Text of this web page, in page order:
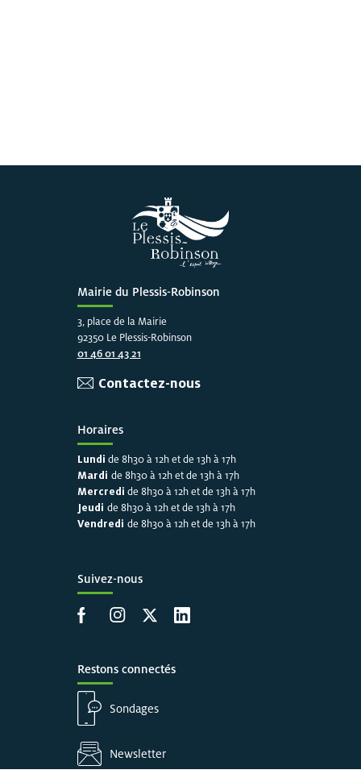
Mairie du Plessis-Robinson
3, place de la Mairie
92350 Le Plessis-Robinson
01 46 01 43 21
Contactez-nous
Horaires
Lundi de 8h30 à 12h et de 13h à 17h
Mardi de 8h30 à 12h et de 13h à 17h
Mercredi de 8h30 à 12h et de 13h à 17h
Jeudi de 8h30 à 12h et de 13h à 17h
Vendredi de 8h30 à 12h et de 13h à 17h
Suivez-nous
Accéder à la page Facebook
Accéder à la page Instagram
Accéder à la page X
Accéder à LinkedIn
Restons connectés
Sondages
Newsletter